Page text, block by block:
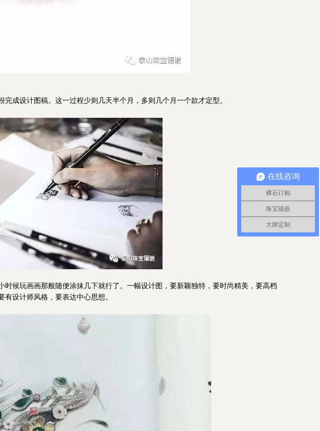
设计图稿。这一过程少则几天半个月，多则几个月一个款才定型。
候玩画画那般随便涂抹几下就行了。一幅设计图，要新颖独特，要时尚精美，要高档
设计师风格，要表达中心思想。
在线咨询
裸石订购
珠宝镶嵌
大牌定制